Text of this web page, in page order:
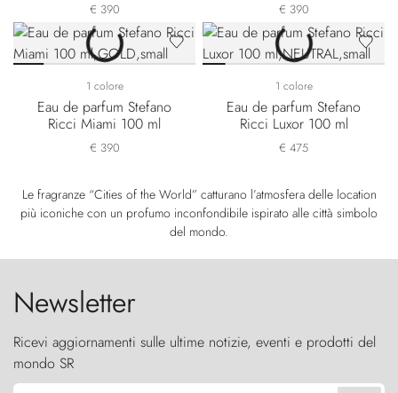
€ 390 € 390
1 colore
Eau de parfum Stefano
Ricci Miami 100 ml
€ 390
1 colore
Eau de parfum Stefano
Ricci Luxor 100 ml
€ 475
Le fragranze “Cities of the World” catturano l’atmosfera delle location
più iconiche con un profumo inconfondibile ispirato alle città simbolo
del mondo.
Newsletter
Ricevi aggiornamenti sulle ultime notizie, eventi e prodotti del
mondo SR